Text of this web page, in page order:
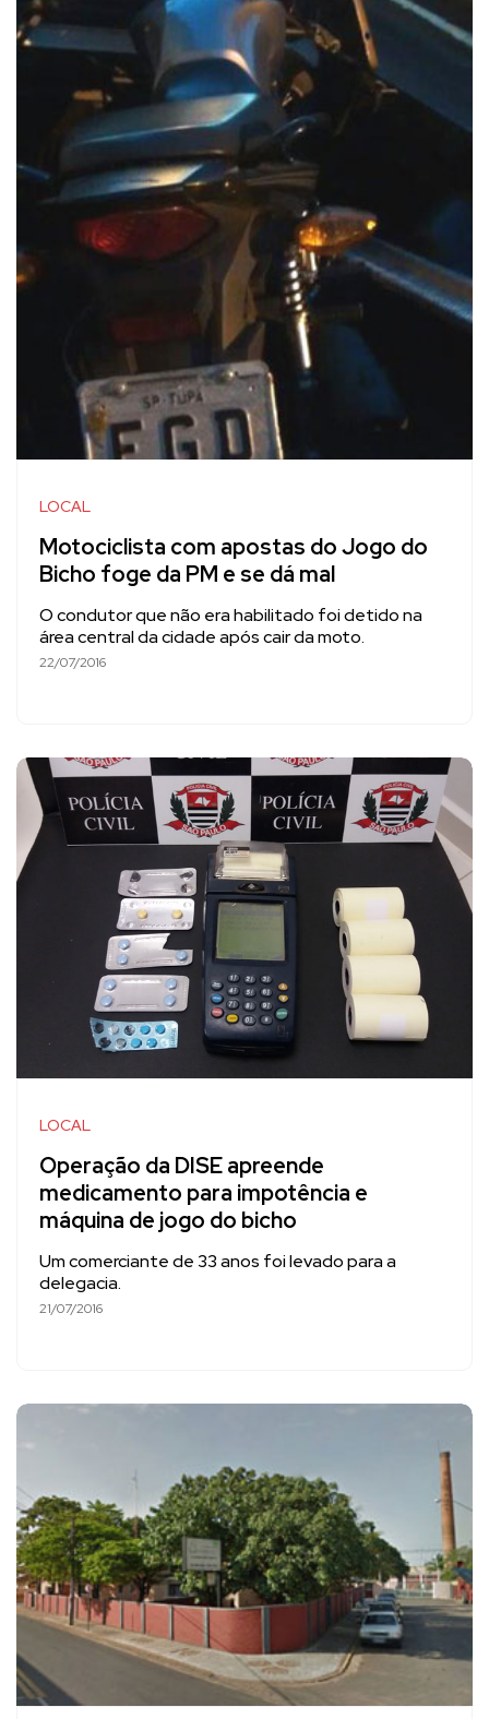
LOCAL
Motociclista com apostas do Jogo do
Bicho foge da PM e se dá mal
O condutor que não era habilitado foi detido na
área central da cidade após cair da moto.
22/07/2016
LOCAL
Operação da DISE apreende
medicamento para impotência e
máquina de jogo do bicho
Um comerciante de 33 anos foi levado para a
delegacia.
21/07/2016